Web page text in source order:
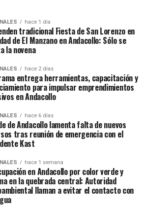
hace 1 día
tradicional Fiesta de San Lorenzo en
de El Manzano en Andacollo: Sólo se
la novena
hace 2 días
entrega herramientas, capacitación y
para impulsar emprendimientos
en Andacollo
hace 6 días
de Andacollo lamenta falta de nuevos
tras reunión de emergencia con el
Kast
hace 1 semana
en Andacollo por color verde y
en la quebrada central: Autoridad
llaman a evitar el contacto con